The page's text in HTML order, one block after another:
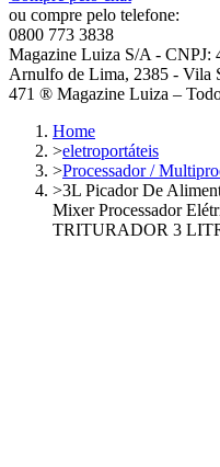
ou compre pelo telefone:
0800 773 3838
Magazine Luiza S/A - CNPJ:
Arnulfo de Lima, 2385 - Vila
471 ® Magazine Luiza –
Home
>eletroportáteis
>Processador /
>3L Picador De
Mixer Processador
TRITURADOR 3